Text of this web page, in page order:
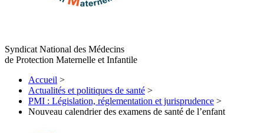
Syndicat National des Médecins
de Protection Maternelle et Infantile
Accueil >
Actualités et politiques de santé >
PMI : Législation, réglementation et jurisprudence >
Nouveau calendrier des examens de santé de l’enfant